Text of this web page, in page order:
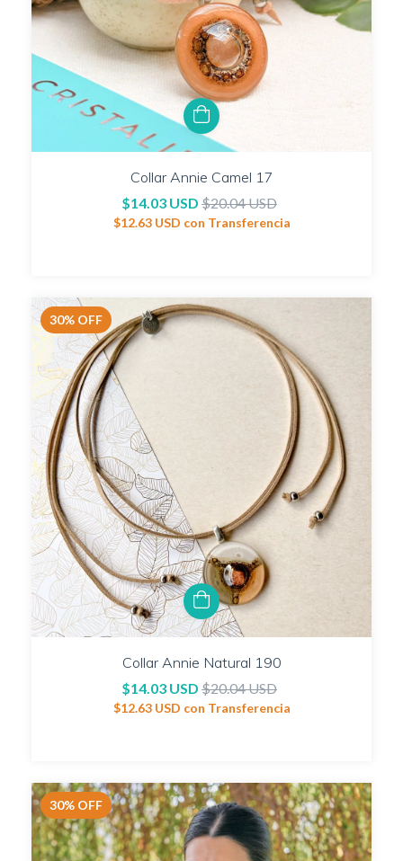
Collar Annie Camel 17
$14.03 USD $20.04 USD
$12.63 USD con Transferencia
30% OFF
Collar Annie Natural 190
$14.03 USD $20.04 USD
$12.63 USD con Transferencia
30% OFF